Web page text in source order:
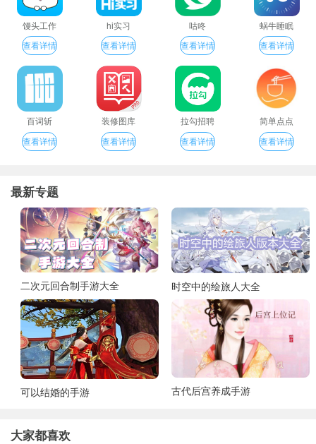
馒头工作
查看详情
hi实习
查看详情
咕咚
查看详情
蜗牛睡眠
查看详情
百词斩
查看详情
装修图库
查看详情
拉勾招聘
查看详情
简单点点
查看详情
最新专题
二次元回合制手游大全 时空中的绘旅人大全
可以结婚的手游 古代后宫养成手游
大家都喜欢